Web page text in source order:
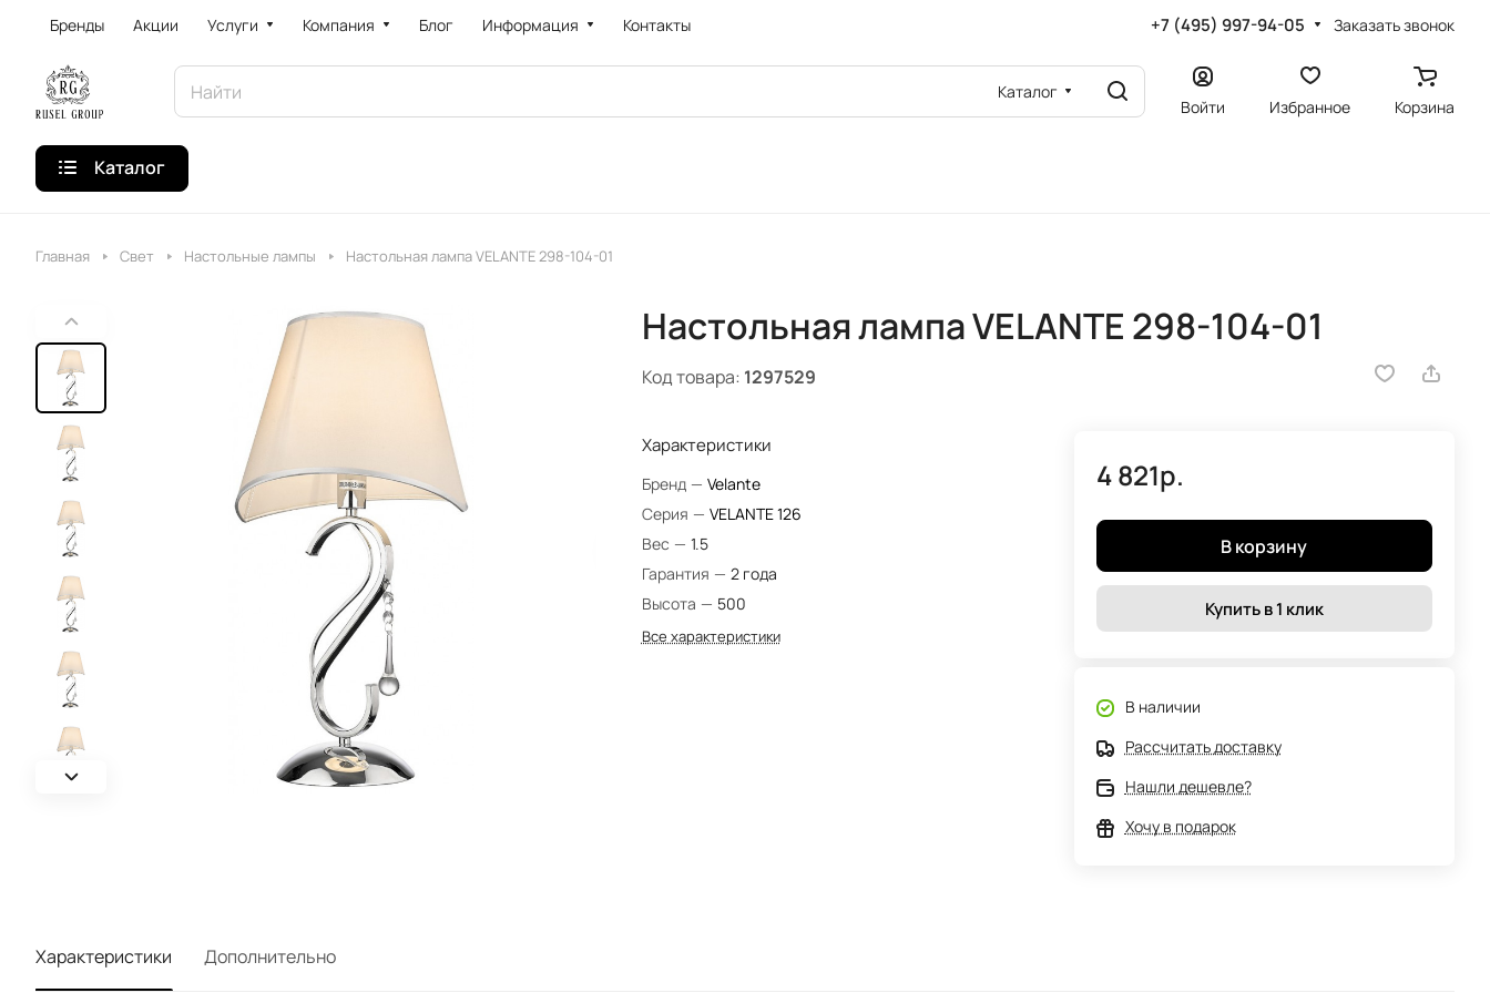
Бренды Акции Услуги Компания Блог Информация Контакты +7 (495) 997-94-05 Заказать звонок
Каталог
Войти Избранное Корзина
Каталог
Главная Свет Настольные лампы Настольная лампа VELANTE 298-104-01
Настольная лампа VELANTE 298-104-01
Код товара: 1297529
Характеристики
Бренд — Velante
Серия — VELANTE 126
Вес — 1.5
Гарантия — 2 года
Высота — 500
Все характеристики
4 821р.
В корзину
Купить в 1 клик
В наличии
Рассчитать доставку
Нашли дешевле?
Хочу в подарок
Характеристики Дополнительно